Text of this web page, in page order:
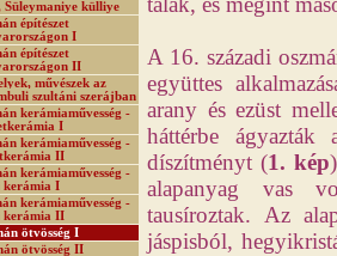
Süleymaniye külliye
építészet
I
építészet
II
művészek az
szultáni szerájban
kerámiaművesség -
I
kerámiaművesség -
II
kerámiaművesség -
kerámia I
kerámiaművesség -
kerámia II
ötvösség I
ötvösség II
A 16. századi
együttes
arany és ezüst
háttérbe
díszítményt (1. kép
alapanyag vas
tausíroztak. Az
jáspisból,